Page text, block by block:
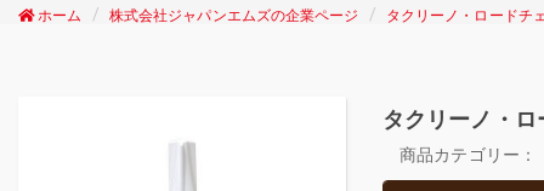
ホーム 株式会社ジャパンエムズの企業ページ タクリーノ・ロードチ
タクリーノ・
商品カテゴリー：